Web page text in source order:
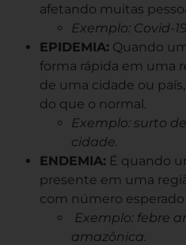
afetando muitas
Exemplo: Covid-
EPIDEMIA: Quando
forma rápida em uma
de uma cidade ou
do que o normal.
Exemplo: surto
cidade.
ENDEMIA: É quando
presente em uma
com número esperado
Exemplo: febre
amazônica.